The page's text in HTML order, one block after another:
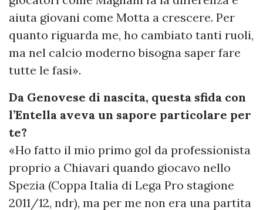
aiuta giovani come Motta a crescere. Per
quanto riguarda me, ho cambiato tanti ruoli,
ma nel calcio moderno bisogna saper fare
tutte le fasi».
Da Genovese di nascita, questa sfida con
l’Entella aveva un sapore particolare per
te?
«Ho fatto il mio primo gol da professionista
proprio a Chiavari quando giocavo nello
Spezia (Coppa Italia di Lega Pro stagione
2011/12, ndr), ma per me non era una partita